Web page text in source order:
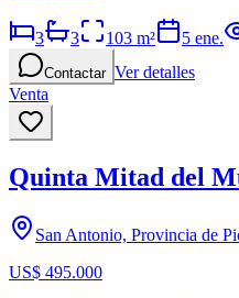
3 3 103 m² 5 ene.
Contactar Ver detalles
Venta
Quinta Mitad del
San Antonio, Provincia de
US$ 495.000